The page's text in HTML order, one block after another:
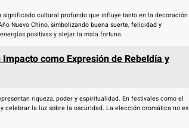
cultural profundo que influye tanto en la decoración
Nuevo Chino, simbolizando buena suerte, felicidad y
positivas y alejar la mala fortuna.
como Expresión de Rebeldía y
riqueza, poder y espiritualidad. En festivales como el
celebrar la luz sobre la oscuridad. La elección cromática no es